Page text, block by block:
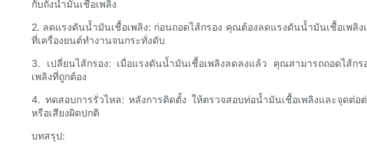
กับถังน้ำมันเชื้อเพลิง
2. ลดแรงดันน้ำมันเชื้อเพลิง: ก่อนถอดไส้กรอง คุณต้องลดแรงดันน้ำมันเชื้อเพลิ
ที่เครื่องยนต์ทำงานจนกระทั่งดับ
3. เปลี่ยนไส้กรอง: เมื่อแรงดันน้ำมันเชื้อเพลิงลดลงแล้ว คุณสามารถถอดไส้ก
เพลิงที่ถูกต้อง
4. ทดสอบการรั่วไหล: หลังการติดตั้ง ให้ตรวจสอบท่อน้ำมันเชื้อเพลิงและจุดต่อ
หรือเสียงผิดปกติ
บทสรุป: